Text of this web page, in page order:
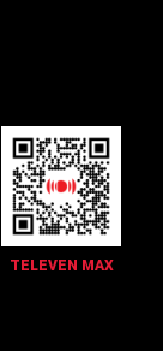
TELEVEN MAX